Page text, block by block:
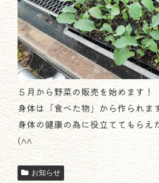
５月から野菜の販売を始めます！
身体は「食べた物」から作られま
身体の健康の為に役立ててもらえ
(^^
お知らせ